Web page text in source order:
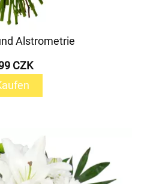
Alstrometrie
CZK